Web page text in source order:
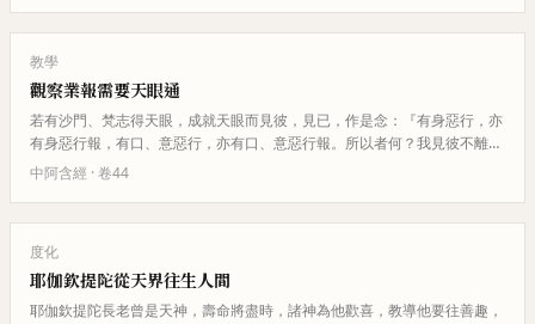
教學
觀察業報需要天眼通
若有沙門、梵志得天眼，成就天眼而見彼，見已，作是念：『有身惡行，亦
有身惡行報，有口、意惡行，亦有口、意惡行報。所以者何？我見彼不離
殺、不與取、邪婬、妄言乃至邪見…
中阿含經 · 卷44
度化
耶伽欽提陀從天界往生人間
耶伽欽提陀長老曾是天神，壽命將盡時，諸神為他歡喜，教導他要往善趣，